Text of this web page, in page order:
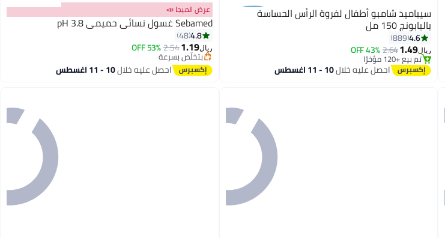
سيباميد شامبو أطفال لفروة الرأس الحساسة
بالبابونج 150 مل
4.6
889
ريال1.49
2.64
43% OFF
#3 في الشامبو
بتخلّص بسرعة
تم بيع +120 مؤخرًا
#3 في الشامبو احصل عليه خلال10 - 11 اغسطس
عرض الميجا 📣
Sebamed غسول نسائي حميمي pH 3.8
4.8
48
ريال1.19
2.54
53% OFF
#1 في مرطبات أنثوية
أقل سعر في 30 يوم
بتخلّص بسرعة
تم بيع +280 مؤخرًا
#1 في مرطبات أنثوية احصل عليه خلال10 - 11 اغسطس